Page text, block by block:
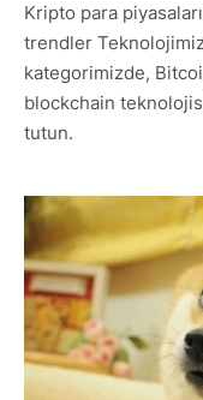
Kripto para
trendler
kategorimizde,
blockchain
tutun.